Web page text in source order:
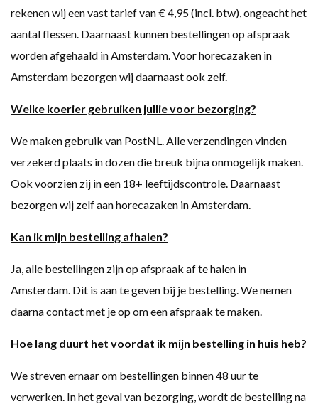
rekenen wij een vast tarief van € 4,95 (incl. btw), ongeacht het
aantal flessen. Daarnaast kunnen bestellingen op afspraak
worden afgehaald in Amsterdam. Voor horecazaken in
Amsterdam bezorgen wij daarnaast ook zelf.
Welke koerier gebruiken jullie voor bezorging?
We maken gebruik van PostNL. Alle verzendingen vinden
verzekerd plaats in dozen die breuk bijna onmogelijk maken.
Ook voorzien zij in een 18+ leeftijdscontrole. Daarnaast
bezorgen wij zelf aan horecazaken in Amsterdam.
Kan ik mijn bestelling afhalen?
Ja, alle bestellingen zijn op afspraak af te halen in
Amsterdam. Dit is aan te geven bij je bestelling. We nemen
daarna contact met je op om een afspraak te maken.
Hoe lang duurt het voordat ik mijn bestelling in huis heb?
We streven ernaar om bestellingen binnen 48 uur te
verwerken. In het geval van bezorging, wordt de bestelling na